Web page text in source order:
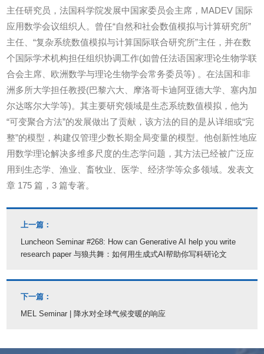
主任研究员，法国科学院发展中国家委员会主席，MADEV 国际
应用数学会议组织人。曾任“自然和社会数值模拟与计算研究所”
主任、“复杂系统数值模拟与计算国际联合研究所”主任，并在数
个国际学术机构担任组织协调工作(如曾任法语国家理论生物学联
合会主席、欧洲数学与理论生物学会常务委员等) 。在法国和非
洲多所大学担任教授(巴黎六大、摩洛哥卡迪阿亚德大学、塞内加
尔达喀尔大学等)。其主要研究领域是生态系统数值模拟，他为
“可变聚合方法”的发展做出了贡献，该方法的目的是从详细或“完
整”的模型，构建仅管理少数长期全局变量的模型。他创新性地应
用数学理论解决多维多尺度的生态学问题，其方法已经被广泛应
用到生态学、渔业、畜牧业、医学、经济学等众多领域。发表文
章 175 篇，3 篇专著。
上一篇：
Luncheon Seminar #268: How can Generative AI help you write
research paper 与狼共舞：如何用生成式AI帮助你写科研论文
下一篇：
MEL Seminar | 降水对全球气候变暖的响应